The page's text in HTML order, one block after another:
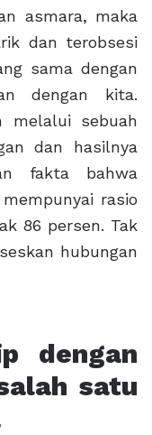
asmara, maka
dan terobsesi
sama dengan
dengan kita.
melalui sebuah
dan hasilnya
fakta bahwa
rasio
86 persen. Tak
hubungan
dengan
satu